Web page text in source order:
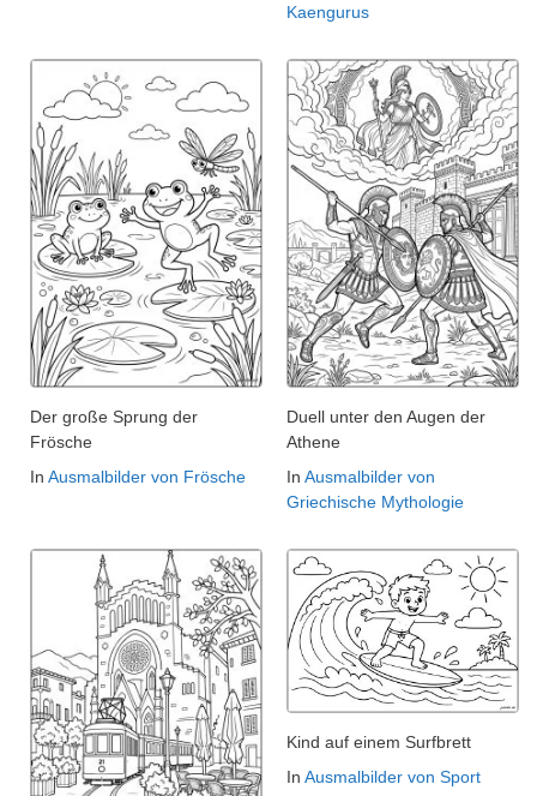
Kaengurus
Der große Sprung der
Frösche
In Ausmalbilder von Frösche
Duell unter den Augen der
Athene
In Ausmalbilder von
Griechische Mythologie
Kind auf einem Surfbrett
In Ausmalbilder von Sport